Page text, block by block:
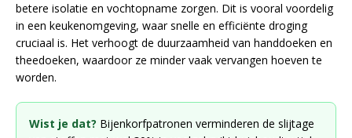
betere isolatie en vochtopname zorgen. Dit is vooral voordelig
in een keukenomgeving, waar snelle en efficiënte droging
cruciaal is. Het verhoogt de duurzaamheid van handdoeken en
theedoeken, waardoor ze minder vaak vervangen hoeven te
worden.
Wist je dat? Bijenkorfpatronen verminderen de slijtage